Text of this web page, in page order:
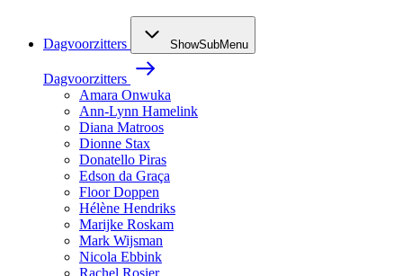
Dagvoorzitters ShowSubMenu
Dagvoorzitters
Amara Onwuka
Ann-Lynn Hamelink
Diana Matroos
Dionne Stax
Donatello Piras
Edson da Graça
Floor Doppen
Hélène Hendriks
Marijke Roskam
Mark Wijsman
Nicola Ebbink
Rachel Rosier